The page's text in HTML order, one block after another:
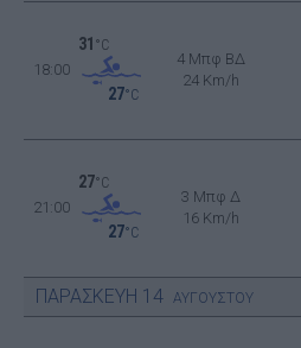
18:00
31 °C
27°C
4 Μπφ ΒΔ
24 Km/h
21:00
27°C
27°C
3 Μπφ Δ
16 Km/h
ΠΑΡΑΣΚΕΥΗ 14 ΑΥΓΟΥΣΤΟΥ